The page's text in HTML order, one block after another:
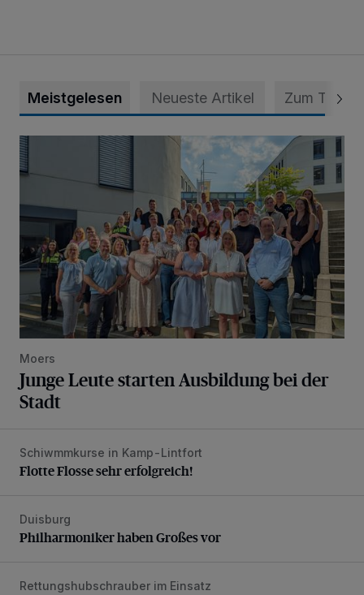
Meistgelesen Neueste Artikel Zum Thema
Junge Leute starten Ausbildung bei der Stadt
Moers
Junge Leute starten Ausbildung bei der
Stadt
Flotte Flosse sehr erfolgreich!
Schiwmmkurse in Kamp-Lintfort
Flotte Flosse sehr erfolgreich!
Philharmoniker haben Großes vor
Duisburg
Philharmoniker haben Großes vor
Schwerer Verkehrsunfall auf der A57
Rettungshubschrauber im Einsatz